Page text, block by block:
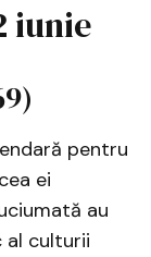
iunie
pentru
ei
au
culturii